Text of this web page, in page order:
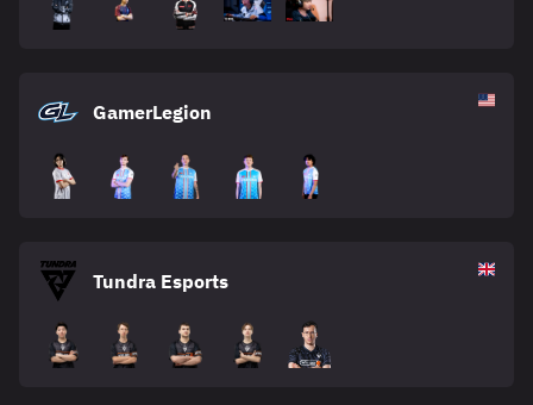
GamerLegion
Tundra Esports